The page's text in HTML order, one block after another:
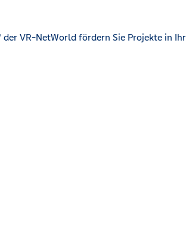
VR-NetWorld fördern Sie Projekte in